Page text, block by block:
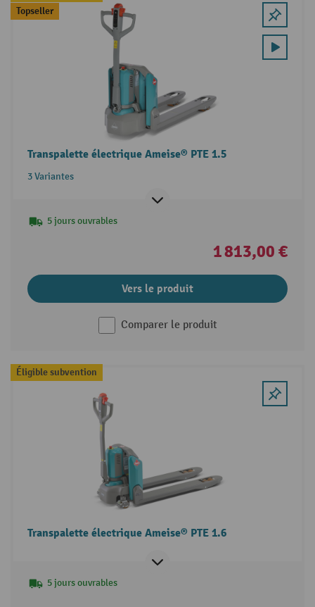
Topseller
Transpalette électrique Ameise® PTE 1.5
3 Variantes
5 jours ouvrables
1 813,00 €
Vers le produit
Comparer le produit
Éligible subvention
Transpalette électrique Ameise® PTE 1.6
5 jours ouvrables